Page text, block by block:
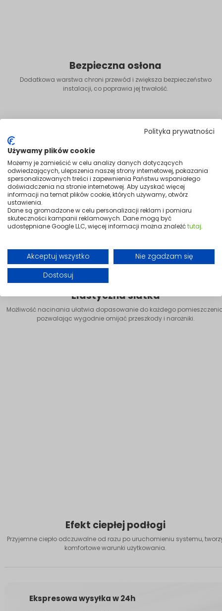
Polityka prywatności
Używamy plików cookie
Możemy je zamieścić w celu analizy danych dotyczących
odwiedzających, ulepszenia naszej strony internetowej, pokazania
spersonalizowanych treści i zapewnienia Państwu wspaniałego
doświadczenia na stronie internetowej. Aby uzyskać więcej
informacji na temat plików cookie, których używamy, otwórz
ustawienia.
Dane są gromadzone w celu personalizacji reklam i pomiaru
skuteczności kampanii reklamowych. Dane mogą być
udostępniane Google LLC, więcej informacji można znaleźćtutaj.
Akceptuj wszystko
Nie zgadzam się
Dostosuj
Bezpieczna osłona
Dodatkowa warstwa chroni przewód i zwiększa bezpieczeństwo
instalacji, co poprawia jej trwałość.
Elastyczna siatka
Możliwość nacinania ułatwia dopasowanie do każdego
pozwalając wygodnie omijać przeszkody i narożniki.
Efekt ciepłej podłogi
Przyjemne ciepło odczuwalne od razu po uruchomieniu systemu,
komfortowe warunki użytkowania.
Ekspresowa wysyłka w 24h